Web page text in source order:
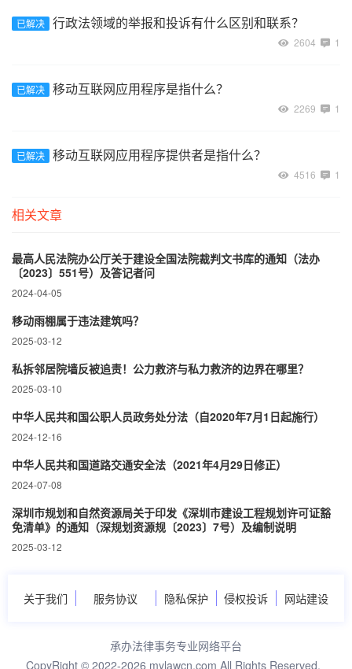
已解决 行政法领域的举报和投诉有什么区别和联系？
2604 1
已解决 移动互联网应用程序是指什么？
2269 1
已解决 移动互联网应用程序提供者是指什么？
4516 1
相关文章
最高人民法院办公厅关于建设全国法院裁判文书库的通知（法办
〔2023〕551号）及答记者问
2024-04-05
移动雨棚属于违法建筑吗？
2025-03-12
私拆邻居院墙反被追责！公力救济与私力救济的边界在哪里？‌
2025-03-10
中华人民共和国公职人员政务处分法（自2020年7月1日起施行）
2024-12-16
中华人民共和国道路交通安全法（2021年4月29日修正）
2024-07-08
深圳市规划和自然资源局关于印发《深圳市建设工程规划许可证豁
免清单》的通知（深规划资源规〔2023〕7号）及编制说明
2025-03-12
关于我们 服务协议 隐私保护 侵权投诉 网站建设
承办法律事务专业网络平台
CopyRight © 2022-2026 mylawcn.com All Rights Reserved.